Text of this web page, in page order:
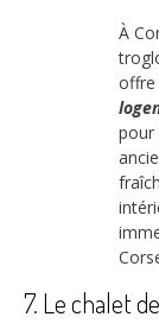
À
offre
pour
7. Le chalet